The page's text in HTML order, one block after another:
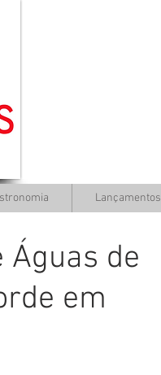
Águas de
em
Lançamentos